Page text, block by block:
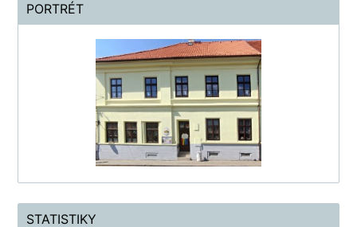
PORTRÉT
STATISTIKY